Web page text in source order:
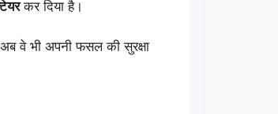
कर दिया है।
वे भी अपनी फसल की सुरक्षा